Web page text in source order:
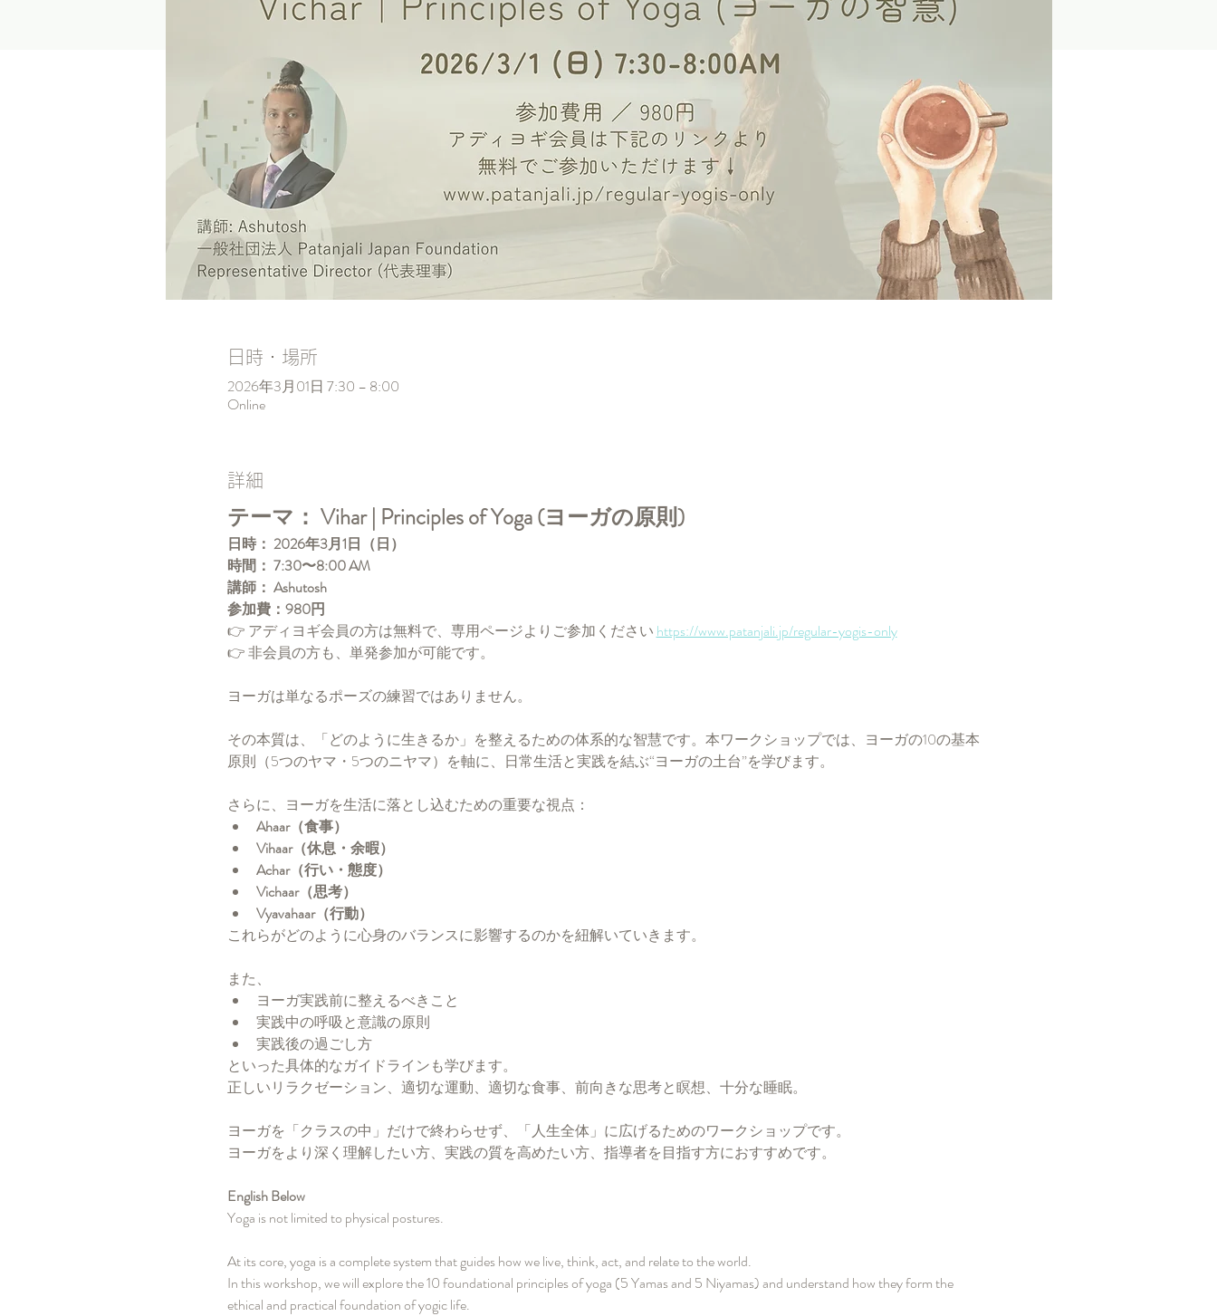
日時・場所
2026年3月01日 7:30 – 8:00
Online
詳細
テーマ： Vihar | Principles of Yoga (ヨーガの原則)
日時： 2026年3月1日（日）
時間： 7:30〜8:00 AM
講師： Ashutosh
参加費：980円
👉 アディヨギ会員の方は無料で、専用ページよりご参加ください https://www.patanjali.jp/regular-yogis-only
👉 非会員の方も、単発参加が可能です。
ヨーガは単なるポーズの練習ではありません。
その本質は、「どのように生きるか」を整えるための体系的な智慧です。本ワークショップでは、ヨーガの10の基本
原則（5つのヤマ・5つのニヤマ）を軸に、日常生活と実践を結ぶ“ヨーガの土台”を学びます。
さらに、ヨーガを生活に落とし込むための重要な視点：
Ahaar（食事）
Vihaar（休息・余暇）
Achar（行い・態度）
Vichaar（思考）
Vyavahaar（行動）
これらがどのように心身のバランスに影響するのかを紐解いていきます。
また、
ヨーガ実践前に整えるべきこと
実践中の呼吸と意識の原則
実践後の過ごし方
といった具体的なガイドラインも学びます。
正しいリラクゼーション、適切な運動、適切な食事、前向きな思考と瞑想、十分な睡眠。
ヨーガを「クラスの中」だけで終わらせず、「人生全体」に広げるためのワークショップです。
ヨーガをより深く理解したい方、実践の質を高めたい方、指導者を目指す方におすすめです。
English Below
Yoga is not limited to physical postures.
At its core, yoga is a complete system that guides how we live, think, act, and relate to the world.
In this workshop, we will explore the 10 foundational principles of yoga (5 Yamas and 5 Niyamas) and understand how they form the
ethical and practical foundation of yogic life.